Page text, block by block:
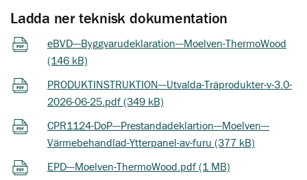
Ladda ner teknisk dokumentation
eBVD---Byggvarudeklaration---Moelven-ThermoWood
(146 kB)
PRODUKTINSTRUKTION---Utvalda-Träprodukter-v-3.0-
2026-06-25.pdf (349 kB)
CPR1124-DoP---Prestandadeklartion---Moelven---
Värmebehandlad-Ytterpanel-av-furu (377 kB)
EPD---Moelven-ThermoWood.pdf (1 MB)